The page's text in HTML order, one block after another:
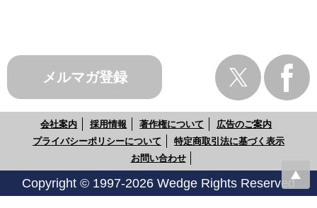
メルマガ登録
会社案内 採用情報 著作権について
広告のご案内
プライバシーポリシーについて
特定商取引法に基づく表示
お問い合わせ
Copyright © 1997-2026 Wedge Rights Reserved